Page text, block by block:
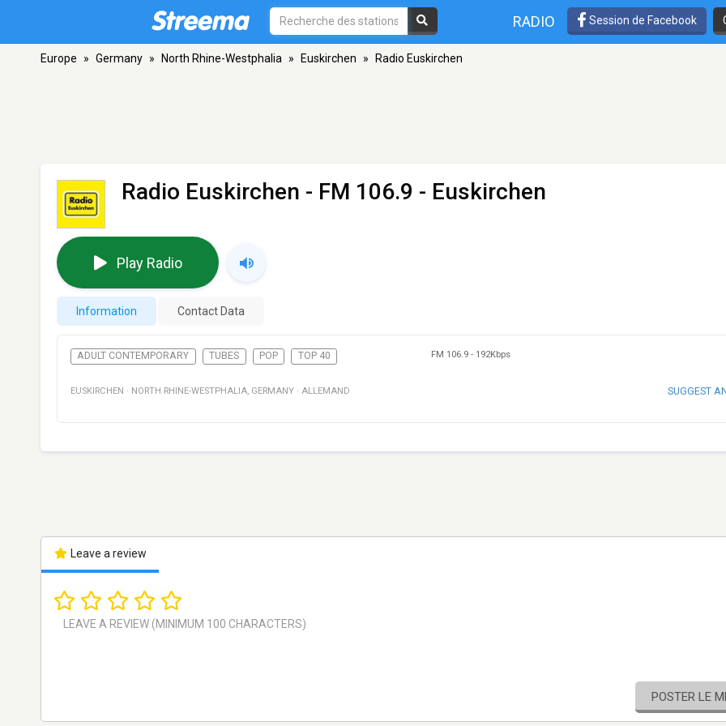
RADIO Session de Facebook
Europe » Germany » North Rhine-Westphalia » Euskirchen » Radio Euskirchen
Radio Euskirchen - FM 106.9 - Euskirchen
Play Radio
Information Contact Data
ADULT CONTEMPORARY TUBES POP TOP 40 FM 106.9 - 192Kbps
EUSKIRCHEN · NORTH RHINE-WESTPHALIA, GERMANY · ALLEMAND SUGGEST
Leave a review
POSTER LE